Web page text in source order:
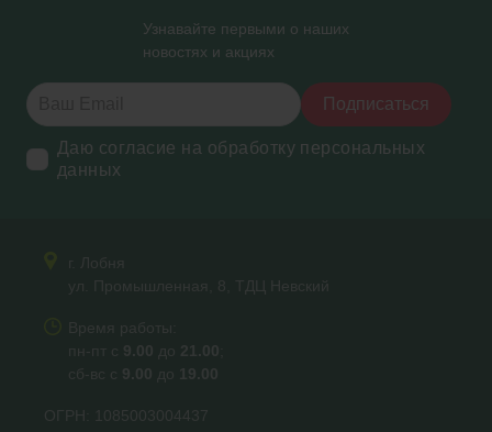
Узнавайте первыми о наших
новостях и акциях
Подписаться
Даю согласие на обработку персональных
данных